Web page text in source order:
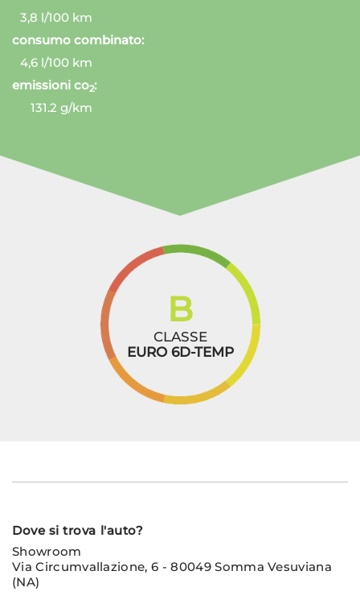
3,8 l/100 km
consumo combinato:
4,6 l/100 km
emissioni co2:
131.2 g/km
B
CLASSE
EURO 6D-TEMP
Dove si trova l'auto?
Showroom
Via Circumvallazione, 6 - 80049 Somma Vesuviana
(NA)